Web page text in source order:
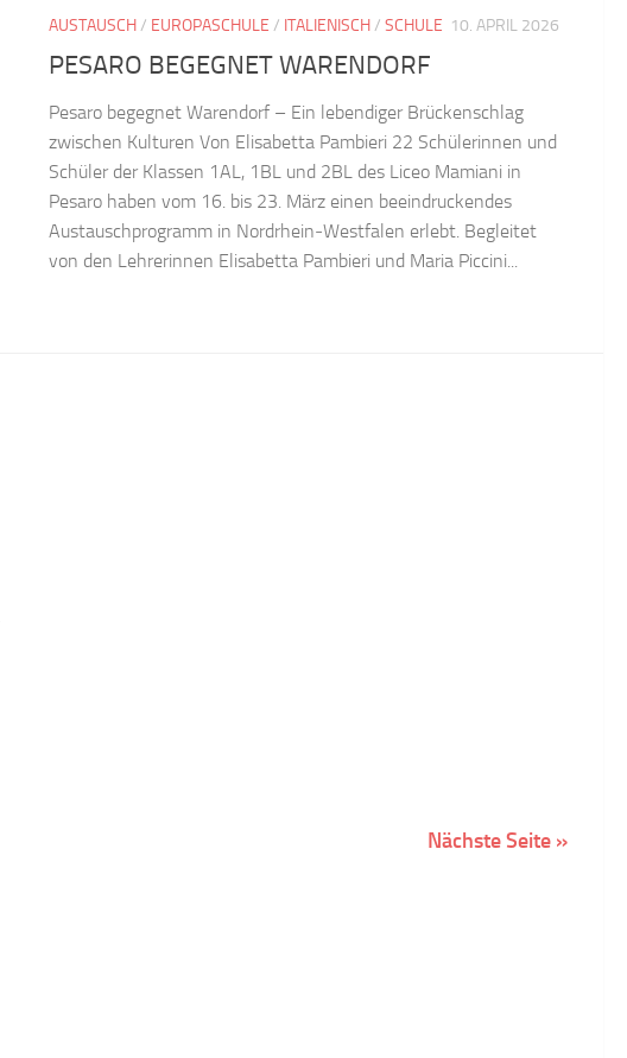
AUSTAUSCH/ EUROPASCHULE / ITALIENISCH/ SCHULE 10. APRIL 2026
PESARO BEGEGNET WARENDORF
Pesaro begegnet Warendorf – Ein lebendiger Brückenschlag
zwischen Kulturen Von Elisabetta Pambieri 22 Schülerinnen und
Schüler der Klassen 1AL, 1BL und 2BL des Liceo Mamiani in
Pesaro haben vom 16. bis 23. März einen beeindruckendes
Austauschprogramm in Nordrhein‑Westfalen erlebt. Begleitet
von den Lehrerinnen Elisabetta Pambieri und Maria Piccini...
Nächste Seite »